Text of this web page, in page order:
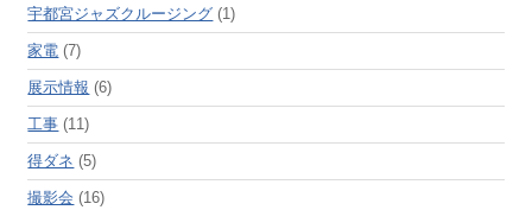
宇都宮ジャズクルージング (1)
家電 (7)
展示情報 (6)
工事 (11)
得ダネ (5)
撮影会 (16)